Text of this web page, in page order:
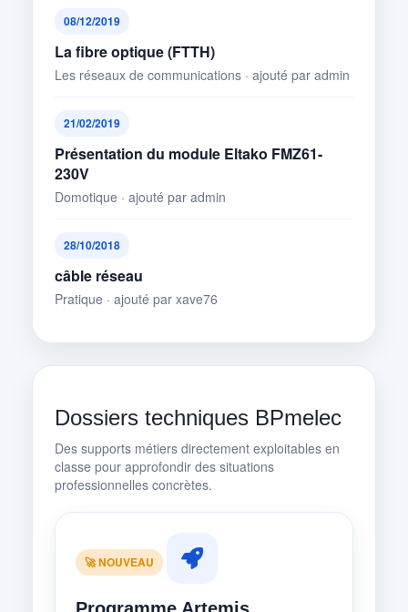
08/12/2019
La fibre optique (FTTH)
Les réseaux de communications · ajouté par admin
21/02/2019
Présentation du module Eltako FMZ61-
230V
Domotique · ajouté par admin
28/10/2018
câble réseau
Pratique · ajouté par xave76
Dossiers techniques BPmelec
Des supports métiers directement exploitables en
classe pour approfondir des situations
professionnelles concrètes.
🚀 NOUVEAU